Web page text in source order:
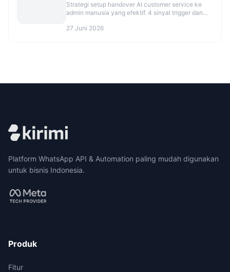
Strategi setup handover AI customer service ke
admin manusia yang efektif. 4 sinyal trigger dan
27 Juni 2026
Platform WhatsApp API & Automation paling mudah digunakan
untuk bisnis Indonesia.
Produk
Fitur